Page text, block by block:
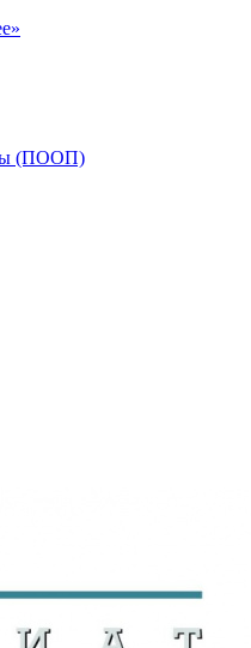
(ПООП)